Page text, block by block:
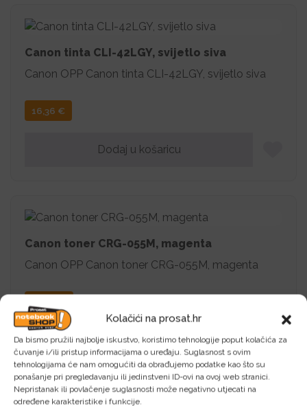
Kolačići na prosat.hr
Da bismo pružili najbolje iskustvo, koristimo tehnologije poput kolačića za
čuvanje i/ili pristup informacijama o uređaju. Suglasnost s ovim
tehnologijama će nam omogućiti da obrađujemo podatke kao što su
ponašanje pri pregledavanju ili jedinstveni ID-ovi na ovoj web stranici.
Nepristanak ili povlačenje suglasnosti može negativno utjecati na
određene karakteristike i funkcije.
Canon tinta CLI-42LGY, svijetlo siva
Canon OPP Canon tinta CLI-42LGY, svijetlo siva
16,36 €
Dodaj u košaricu
Canon toner CRG-055M, magenta
Canon OPP Canon toner CRG-055M, magenta
Dodaj u košaricu